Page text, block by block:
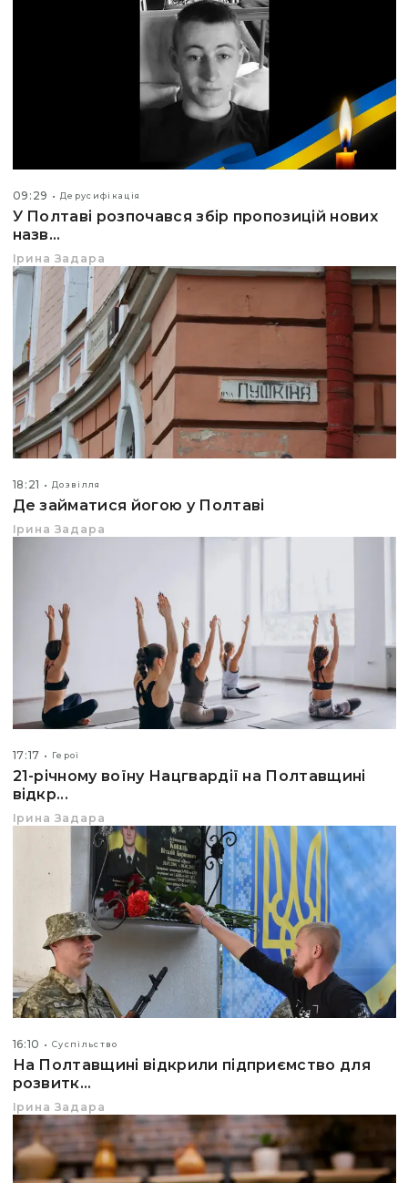
09:29 Дерусифікація
У Полтаві розпочався збір пропозицій нових
назв...
Ірина Задара
18:21 Дозвілля
Де займатися йогою у Полтаві
Ірина Задара
17:17 Герої
21-річному воїну Нацгвардії на Полтавщині
відкр...
Ірина Задара
16:10 Суспільство
На Полтавщині відкрили підприємство для
розвитк...
Ірина Задара